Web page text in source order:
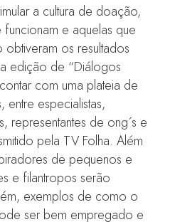
a cultura de doação,
funcionam e aquelas que
os resultados
edição de “Diálogos
com uma plateia de
entre especialistas,
representantes de ong´s e
pela TV Folha. Além
de pequenos e
e filantropos serão
exemplos de como o
ser bem empregado e